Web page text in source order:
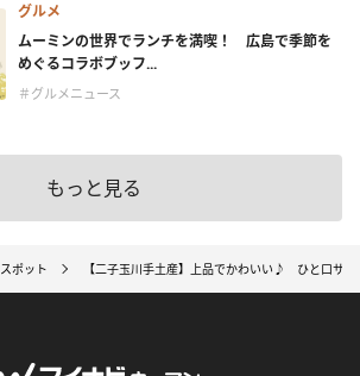
グルメ
ムーミンの世界でランチを満喫！ 広島で季節を
めぐるコラボブッフ...
＃グルメニュース
もっと見る
スポット 【二子玉川手土産】上品でかわいい♪ ひと口サ